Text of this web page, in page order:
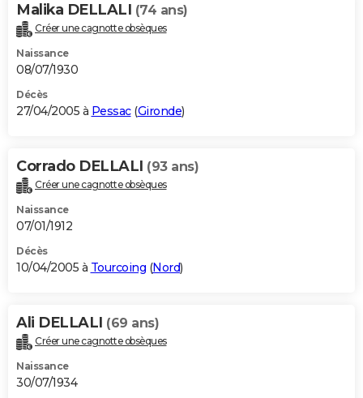
Malika DELLALI (74 ans)
Créer une cagnotte obsèques
Naissance
08/07/1930
Décès
27/04/2005 à Pessac(Gironde)
Corrado DELLALI (93 ans)
Créer une cagnotte obsèques
Naissance
07/01/1912
Décès
10/04/2005 à Tourcoing (Nord)
Ali DELLALI (69 ans)
Créer une cagnotte obsèques
Naissance
30/07/1934